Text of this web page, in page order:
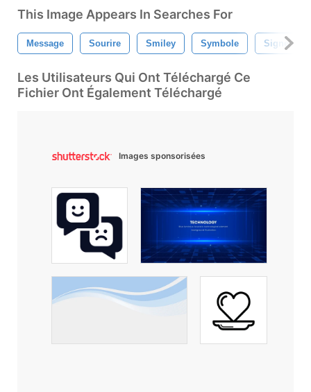
This Image Appears In Searches For
Message Sourire Smiley Symbole Signe
Les Utilisateurs Qui Ont Téléchargé Ce
Fichier Ont Également Téléchargé
Images sponsorisées